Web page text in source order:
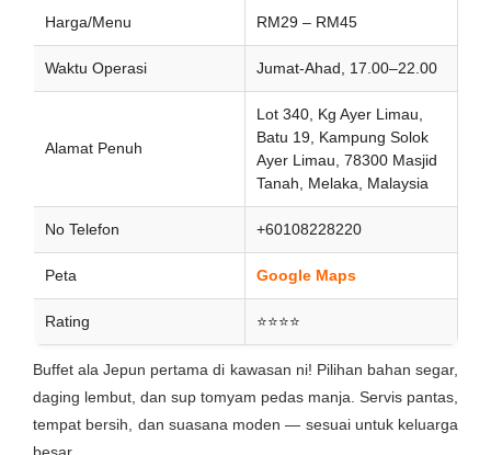
Harga/Menu RM29 – RM45
Waktu Operasi Jumat-Ahad, 17.00–22.00
Alamat Penuh
Lot 340, Kg Ayer Limau,
Batu 19, Kampung Solok
Ayer Limau, 78300 Masjid
Tanah, Melaka, Malaysia
No Telefon +60108228220
Peta Google Maps
Rating ⭐⭐⭐⭐
Buffet ala Jepun pertama di kawasan ni! Pilihan bahan segar,
daging lembut, dan sup tomyam pedas manja. Servis pantas,
tempat bersih, dan suasana moden — sesuai untuk keluarga